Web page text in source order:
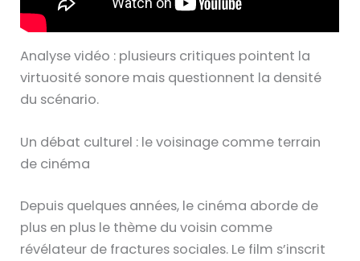
Analyse vidéo : plusieurs critiques pointent la
virtuosité sonore mais questionnent la densité
du scénario.
Un débat culturel : le voisinage comme terrain
de cinéma
Depuis quelques années, le cinéma aborde de
plus en plus le thème du voisin comme
révélateur de fractures sociales. Le film s’inscrit